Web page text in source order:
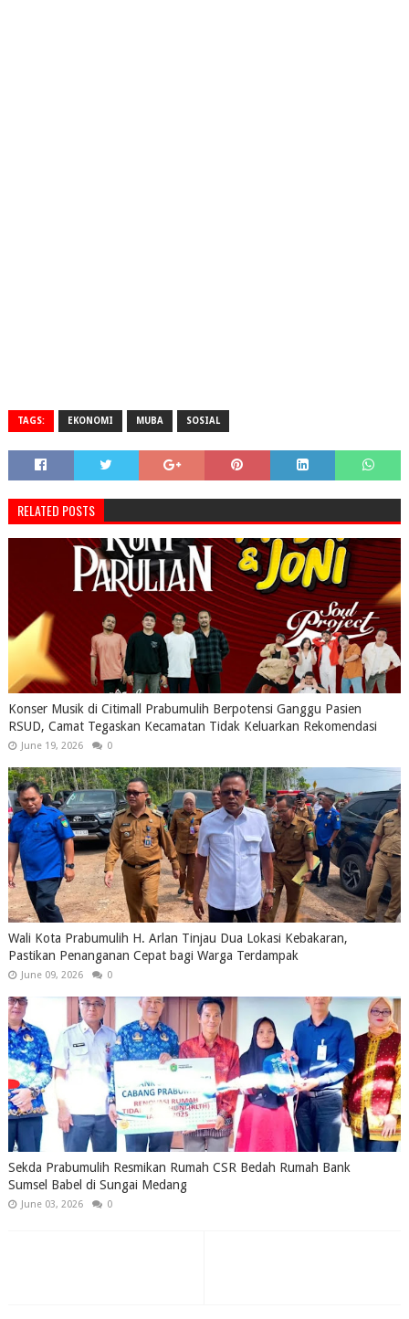
TAGS: EKONOMI MUBA SOSIAL
RELATED POSTS
Konser Musik di Citimall Prabumulih Berpotensi Ganggu Pasien
RSUD, Camat Tegaskan Kecamatan Tidak Keluarkan Rekomendasi
June 19, 2026 0
Wali Kota Prabumulih H. Arlan Tinjau Dua Lokasi Kebakaran,
Pastikan Penanganan Cepat bagi Warga Terdampak
June 09, 2026 0
Sekda Prabumulih Resmikan Rumah CSR Bedah Rumah Bank
Sumsel Babel di Sungai Medang
June 03, 2026 0